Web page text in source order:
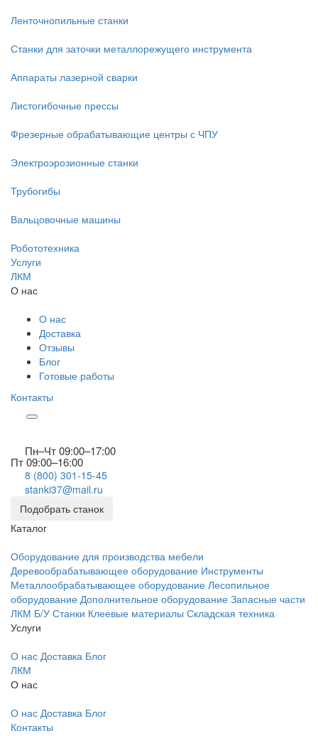
Ленточнопильные станки
Станки для заточки металлорежущего инструмента
Аппараты лазерной сварки
Листогибочные прессы
Фрезерные обрабатывающие центры с ЧПУ
Электроэрозионные станки
Трубогибы
Вальцовочные машины
Робототехника
Услуги
ЛКМ
О нас
О нас
Доставка
Отзывы
Блог
Готовые работы
Контакты
Пн–Чт 09:00–17:00
Пт 09:00–16:00
8 (800) 301-15-45
stanki37@mail.ru
Подобрать станок
Каталог
Оборудование для производства мебели
Деревообрабатывающее оборудование Инструменты
Металлообрабатывающее оборудование Лесопильное
оборудование Дополнительное оборудование Запасные части
ЛКМ Б/У Станки Клеевые материалы Складская техника
Услуги
О нас Доставка Блог
ЛКМ
О нас
О нас Доставка Блог
Контакты